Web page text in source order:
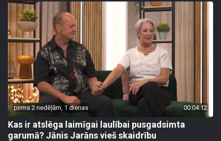
pirms 2 nedēļām, 1 dienas 00:04:12
Kas ir atslēga laimīgai laulībai pusgadsimta
garumā? Jānis Jarāns vieš skaidrību